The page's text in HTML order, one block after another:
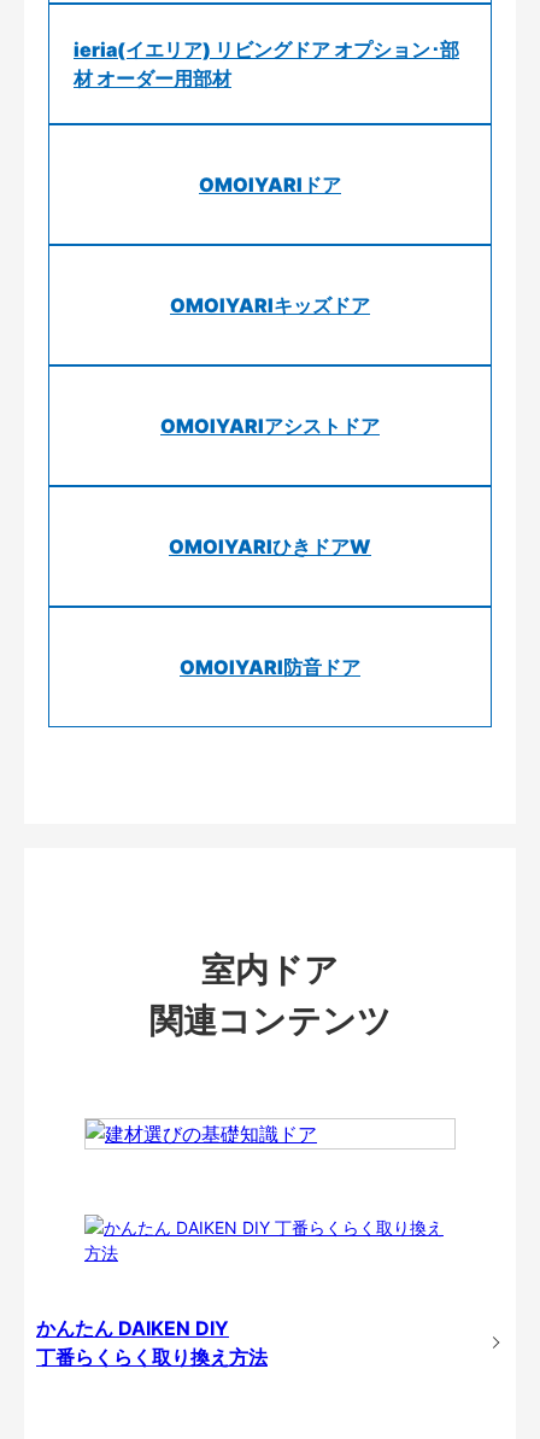
ieria(イエリア) リビングドア オプション･部
材 オーダー用部材
OMOIYARIドア
OMOIYARIキッズドア
OMOIYARIアシストドア
OMOIYARIひきドアW
OMOIYARI防音ドア
室内ドア
関連コンテンツ
かんたん DAIKEN DIY
丁番らくらく取り換え方法